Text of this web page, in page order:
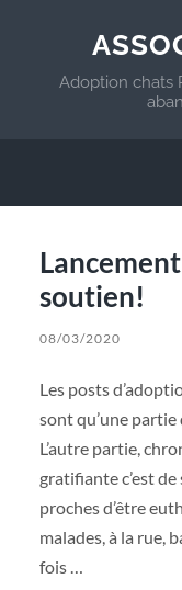
Adoption chats
soutien!
08/03/2020
Les posts
sont qu’une partie
L’autre partie,
gratifiante c’est
proches d’être
malades, à la rue,
fois …